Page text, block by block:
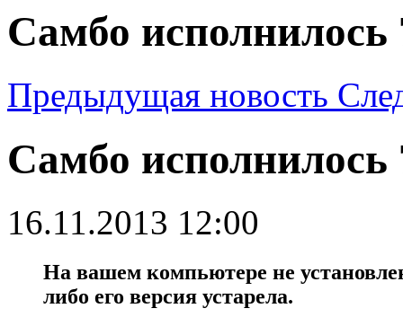
Самбо исполнилось
Предыдущая новость
Самбо исполнилось
16.11.2013 12:00
На вашем компьютере не
либо его версия устарела.